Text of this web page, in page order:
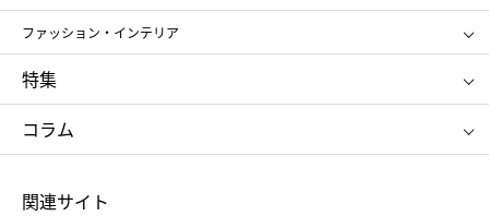
お中元
お歳暮
ポール&ジョー ボーテ
ジルスチュアート
NARS
RMK
クリニーク
SK-Ⅱ
アンリ・シャルパンティエ
ゴディバ
新宿高野
たねや
ねんりん家
ファッション・インテリア
ポロ ラルフ ローレン
タケオ キクチ
ママ＆キッズ
シュタイフ
特集
お中元
ひな人形
五月人形
コラム
菓子折り
関連サイト